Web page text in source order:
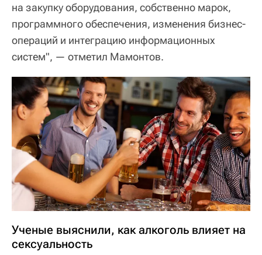
на закупку оборудования, собственно марок,
программного обеспечения, изменения бизнес-
операций и интеграцию информационных
систем", — отметил Мамонтов.
Ученые выяснили, как алкоголь влияет на
сексуальность